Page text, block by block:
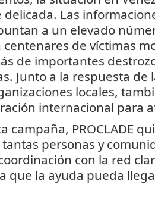
delicada. Las
a un elevado
de víctimas
de importantes
Junto a la respuesta de
locales,
internacional para
campaña, PROCLADE
personas y
con la red
que la ayuda pueda